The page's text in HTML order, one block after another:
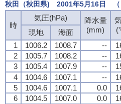
秋田（秋田県) 2001年5月16日 （
時
気圧(hPa)
降水量
(mm)
現地
海面
1
1006.2 1008.7 --
2
1005.7 1008.2 --
3
1005.4 1007.9 --
4
1004.6 1007.1 --
5
1004.6 1007.1 0.0
6
1004.5 1007.0 0.0